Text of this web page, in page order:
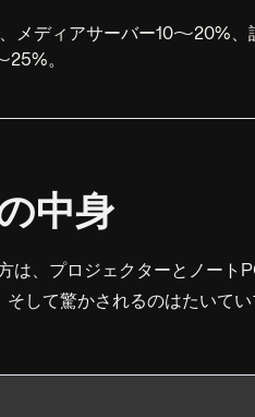
メディアサーバー10〜20%、
25%。
中身
は、プロジェクターとノート
して驚かされるのはたいてい